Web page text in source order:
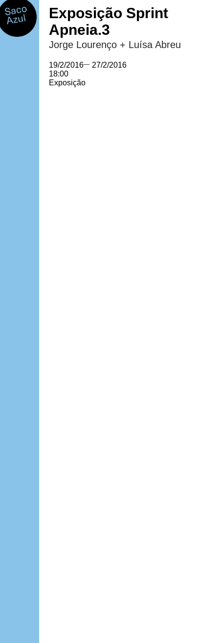
Exposição Sprint
Apneia.3
Jorge Lourenço + Luísa Abreu
19/2/2016— 27/2/2016
18:00
Exposição